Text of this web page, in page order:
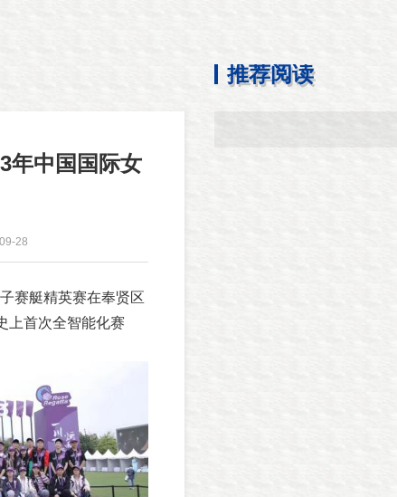
年中国国际女
28
赛艇精英赛在奉贤区
上首次全智能化赛
推荐阅读